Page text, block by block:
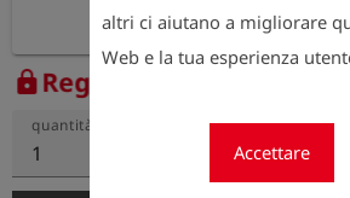
altri ci aiutano a migliorare
Web e la tua esperienza
Accettare
lock Registrati ora per
quantità
1